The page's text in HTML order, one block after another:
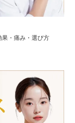
果・痛み・選び方